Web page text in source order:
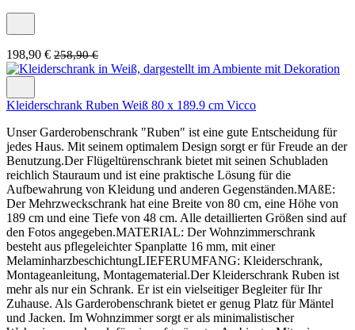
198,90 € 258,90 €
Kleiderschrank Ruben Weiß 80 x 189.9 cm Vicco
Unser Garderobenschrank "Ruben" ist eine gute Entscheidung für
jedes Haus. Mit seinem optimalem Design sorgt er für Freude an der
Benutzung.Der Flügeltürenschrank bietet mit seinen Schubladen
reichlich Stauraum und ist eine praktische Lösung für die
Aufbewahrung von Kleidung und anderen Gegenständen.MAßE:
Der Mehrzweckschrank hat eine Breite von 80 cm, eine Höhe von
189 cm und eine Tiefe von 48 cm. Alle detaillierten Größen sind auf
den Fotos angegeben.MATERIAL: Der Wohnzimmerschrank
besteht aus pflegeleichter Spanplatte 16 mm, mit einer
MelaminharzbeschichtungLIEFERUMFANG: Kleiderschrank,
Montageanleitung, Montagematerial.Der Kleiderschrank Ruben ist
mehr als nur ein Schrank. Er ist ein vielseitiger Begleiter für Ihr
Zuhause. Als Garderobenschrank bietet er genug Platz für Mäntel
und Jacken. Im Wohnzimmer sorgt er als minimalistischer